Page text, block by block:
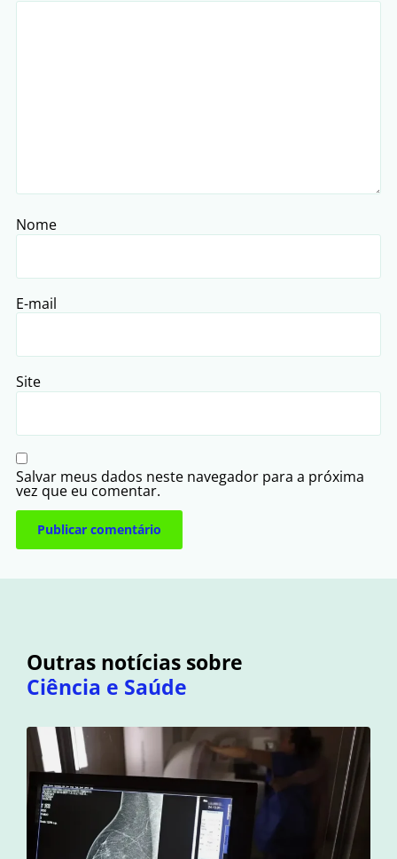
Nome
E-mail
Site
Salvar meus dados neste navegador para a próxima
vez que eu comentar.
Outras notícias sobre
Ciência e Saúde